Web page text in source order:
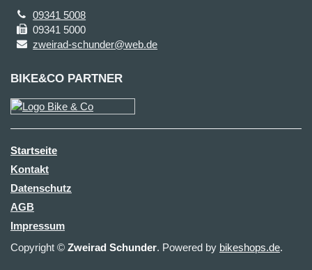
09341 5008
09341 5000
zweirad-schunder@web.de
BIKE&CO PARTNER
Startseite
Kontakt
Datenschutz
AGB
Impressum
Copyright © Zweirad Schunder. Powered by bikeshops.de.